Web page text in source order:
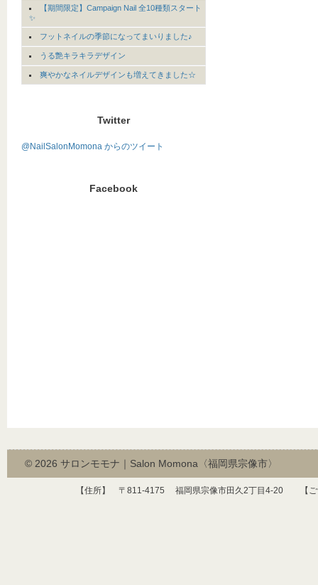
【期間限定】Campaign Nail 全10種類スタート
✨
フットネイルの季節になってまいりました♪
うる艶キラキラデザイン
爽やかなネイルデザインも増えてきました☆
Twitter
@NailSalonMomona からのツイート
Facebook
© 2026 サロンモモナ｜Salon Momona〈福岡県宗像市〉
【住所】 〒 811-4175 福岡県宗像市田久2丁目 4-20 【ご